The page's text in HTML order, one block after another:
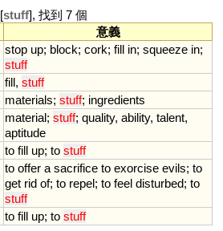
[stuff], 找到 7 個
意義
stop up; block; cork; fill in; squeeze in;
stuff
fill, stuff
materials; stuff; ingredients
material; stuff; quality, ability, talent,
aptitude
to fill up; to stuff
to offer a sacrifice to exorcise evils; to
get rid of; to repel; to feel disturbed; to
stuff
to fill up; to stuff